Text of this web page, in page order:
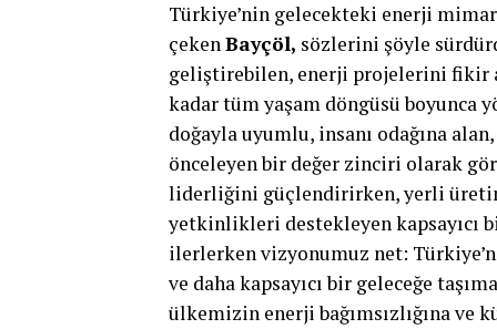
Türkiye’nin gelecekteki enerji
çekenBayçöl, sözlerini şöyle
geliştirebilen, enerji projelerini fikir
kadar tüm yaşam döngüsü boyunca
doğayla uyumlu, insanı odağına
önceleyen bir değer zinciri olarak
liderliğini güçlendirirken, yerli
yetkinlikleri destekleyen kapsayıcı
ilerlerken vizyonumuz net:
ve daha kapsayıcı bir geleceğe
ülkemizin enerji bağımsızlığına ve